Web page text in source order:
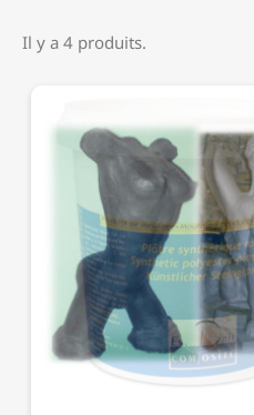
Il y a 4 produits.